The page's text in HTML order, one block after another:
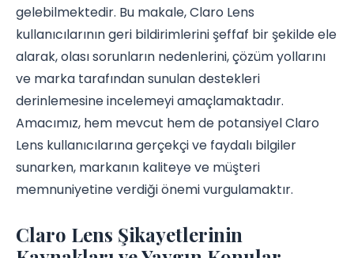
gelebilmektedir. Bu makale, Claro Lens
kullanıcılarının geri bildirimlerini şeffaf bir şekilde ele
alarak, olası sorunların nedenlerini, çözüm yollarını
ve marka tarafından sunulan destekleri
derinlemesine incelemeyi amaçlamaktadır.
Amacımız, hem mevcut hem de potansiyel Claro
Lens kullanıcılarına gerçekçi ve faydalı bilgiler
sunarken, markanın kaliteye ve müşteri
memnuniyetine verdiği önemi vurgulamaktır.
Claro Lens Şikayetlerinin